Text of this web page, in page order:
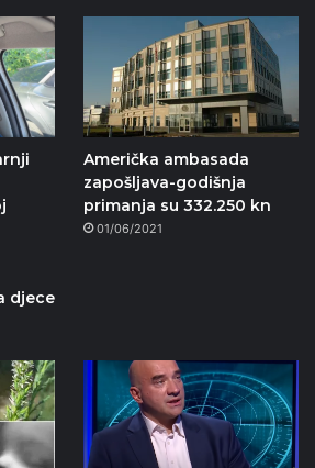
djece
Američka ambasada
zapošljava-godišnja
primanja su 332.250 kn
01/06/2021